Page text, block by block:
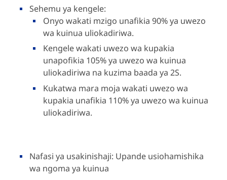
Sehemu ya kengele:
Onyo wakati mzigo unafikia 90% ya uwezo
wa kuinua uliokadiriwa.
Kengele wakati uwezo wa kupakia
unapofikia 105% ya uwezo wa kuinua
uliokadiriwa na kuzima baada ya 2S.
Kukatwa mara moja wakati uwezo wa
kupakia unafikia 110% ya uwezo wa kuinua
uliokadiriwa.
Nafasi ya usakinishaji: Upande usiohamishika
wa ngoma ya kuinua